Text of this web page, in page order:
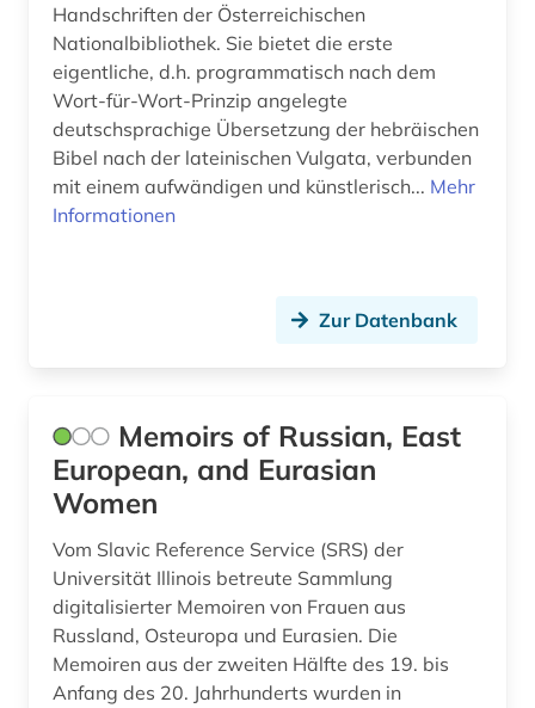
Handschriften der Österreichischen
Nationalbibliothek. Sie bietet die erste
eigentliche, d.h. programmatisch nach dem
Wort-für-Wort-Prinzip angelegte
deutschsprachige Übersetzung der hebräischen
Bibel nach der lateinischen Vulgata, verbunden
mit einem aufwändigen und künstlerisch... Mehr
Informationen
Zur Datenbank
Memoirs of Russian, East
European, and Eurasian
Women
Vom Slavic Reference Service (SRS) der
Universität Illinois betreute Sammlung
digitalisierter Memoiren von Frauen aus
Russland, Osteuropa und Eurasien. Die
Memoiren aus der zweiten Hälfte des 19. bis
Anfang des 20. Jahrhunderts wurden in